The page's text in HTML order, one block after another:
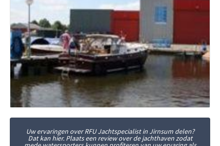
Uw ervaringen over RFU Jachtspecialist in Jirnsum delen?
Dat kan hier. Plaats een review over de jachthaven zodat